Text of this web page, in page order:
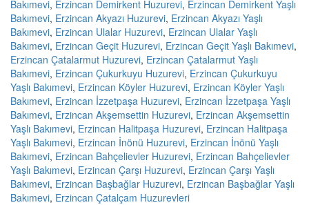
Bakımevi, Erzincan Demirkent Huzurevi, Erzincan Demirkent Yaşlı
Bakımevi, Erzincan Akyazı Huzurevi, Erzincan Akyazı Yaşlı
Bakımevi, Erzincan Ulalar Huzurevi, Erzincan Ulalar Yaşlı
Bakımevi, Erzincan Geçit Huzurevi, Erzincan Geçit Yaşlı Bakımevi,
Erzincan Çatalarmut Huzurevi, Erzincan Çatalarmut Yaşlı
Bakımevi, Erzincan Çukurkuyu Huzurevi, Erzincan Çukurkuyu
Yaşlı Bakımevi, Erzincan Köyler Huzurevi, Erzincan Köyler Yaşlı
Bakımevi, Erzincan İzzetpaşa Huzurevi, Erzincan İzzetpaşa Yaşlı
Bakımevi, Erzincan Akşemsettin Huzurevi, Erzincan Akşemsettin
Yaşlı Bakımevi, Erzincan Halitpaşa Huzurevi, Erzincan Halitpaşa
Yaşlı Bakımevi, Erzincan İnönü Huzurevi, Erzincan İnönü Yaşlı
Bakımevi, Erzincan Bahçelievler Huzurevi, Erzincan Bahçelievler
Yaşlı Bakımevi, Erzincan Çarşı Huzurevi, Erzincan Çarşı Yaşlı
Bakımevi, Erzincan Başbağlar Huzurevi, Erzincan Başbağlar Yaşlı
Bakımevi, Erzincan Çatalçam Huzurevleri